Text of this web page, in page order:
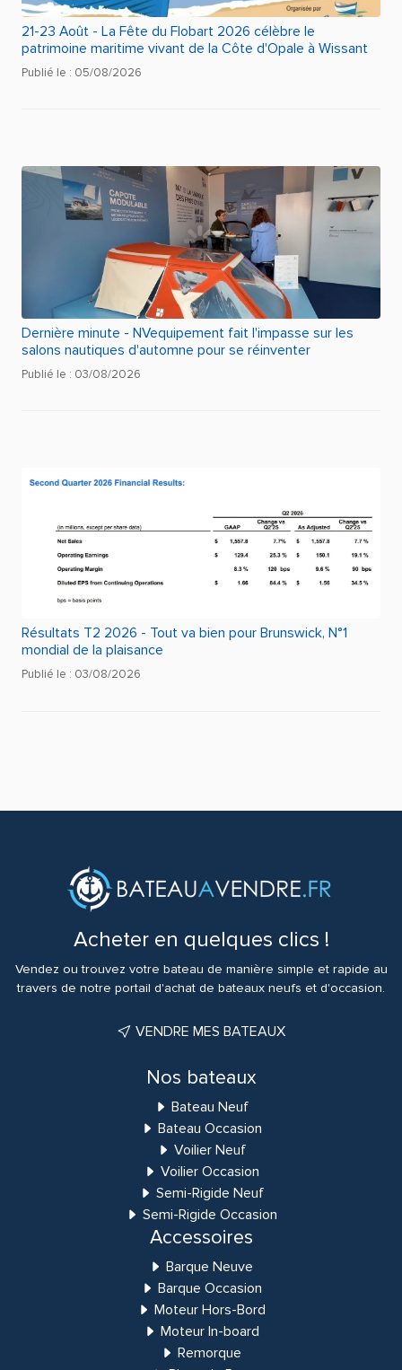
21-23 Août - La Fête du Flobart 2026 célèbre le
patrimoine maritime vivant de la Côte d'Opale à Wissant
Publié le : 05/08/2026
Dernière minute - NVequipement fait l'impasse sur les
salons nautiques d'automne pour se réinventer
Publié le : 03/08/2026
Résultats T2 2026 - Tout va bien pour Brunswick, N°1
mondial de la plaisance
Publié le : 03/08/2026
Acheter en quelques clics !
Vendez ou trouvez votre bateau de manière simple et rapide au
travers de notre portail d'achat de bateaux neufs et d'occasion.
VENDRE MES BATEAUX
Nos bateaux
Bateau Neuf
Bateau Occasion
Voilier Neuf
Voilier Occasion
Semi-Rigide Neuf
Semi-Rigide Occasion
Accessoires
Barque Neuve
Barque Occasion
Moteur Hors-Bord
Moteur In-board
Remorque